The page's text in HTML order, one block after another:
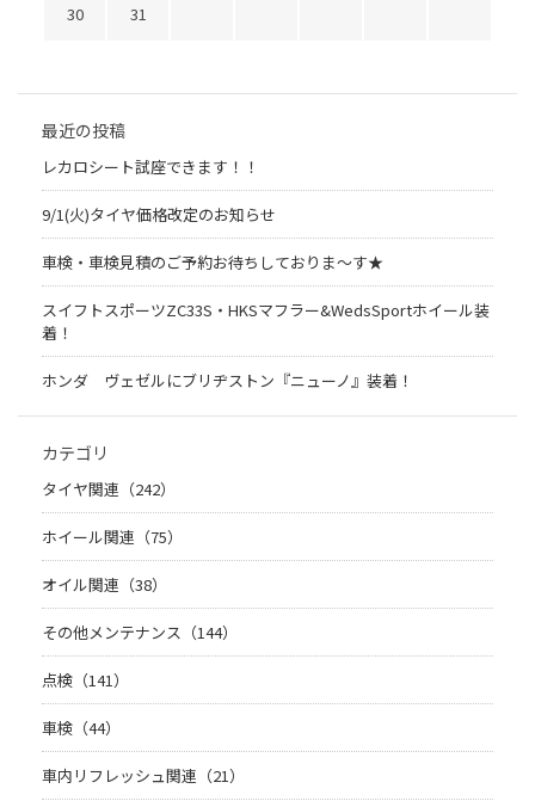
30
31
最近の投稿
レカロシート試座できます！！
9/1(火)タイヤ価格改定のお知らせ
車検・車検見積のご予約お待ちしておりま～す★
スイフトスポーツZC33S・HKSマフラー&WedsSportホイール装
着！
ホンダ ヴェゼルにブリヂストン『ニューノ』装着！
カテゴリ
タイヤ関連（242）
ホイール関連（75）
オイル関連（38）
その他メンテナンス（144）
点検（141）
車検（44）
車内リフレッシュ関連（21）